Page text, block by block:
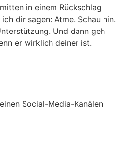
in einem Rückschlag
dir sagen: Atme. Schau hin.
Und dann geh
er wirklich deiner ist.
Social-Media-Kanälen